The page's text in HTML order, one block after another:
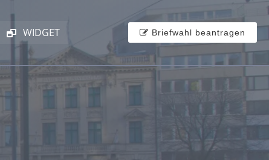
WIDGET Briefwahl beantragen